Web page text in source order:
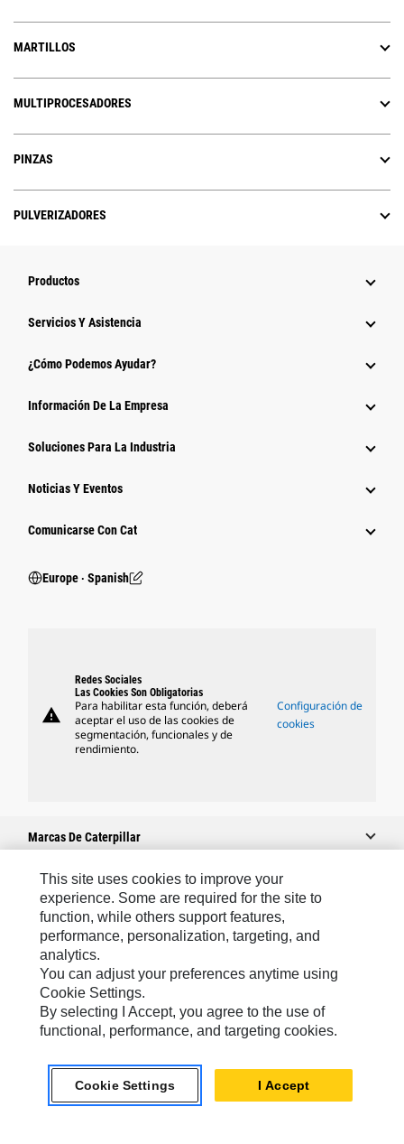
MARTILLOS
MULTIPROCESADORES
PINZAS
PULVERIZADORES
Productos
Servicios Y Asistencia
¿Cómo Podemos Ayudar?
Información De La Empresa
Soluciones Para La Industria
Noticias Y Eventos
Comunicarse Con Cat
Europe ‧ Spanish
warning
Redes Sociales
Las Cookies Son Obligatorias
Para habilitar esta función, deberá
aceptar el uso de las cookies de
segmentación, funcionales y de
rendimiento.
Configuración de
cookies
Marcas De Caterpillar
Caterpillar.com
Contacto Caterpillar
Mis Preferencias De Marketing
Mapa Del Sitio
Cookie Settings
Privacidad
This site uses cookies to improve your
experience. Some are required for the site to
function, while others support features,
performance, personalization, targeting, and
analytics.
You can adjust your preferences anytime using
Cookie Settings.
By selecting I Accept, you agree to the use of
functional, performance, and targeting cookies.
Cookie Settings I Accept